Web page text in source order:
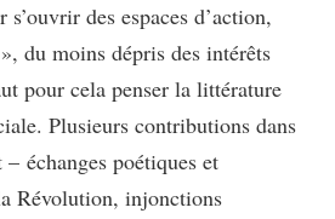
des espaces d’action,
du moins dépris des intérêts
pour cela penser la littérature
Plusieurs contributions dans
échanges poétiques et
Révolution, injonctions